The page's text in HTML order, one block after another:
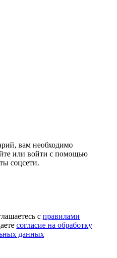
вам необходимо
или войти с помощью
соцсети.
с правилами
согласие на обработку
данных